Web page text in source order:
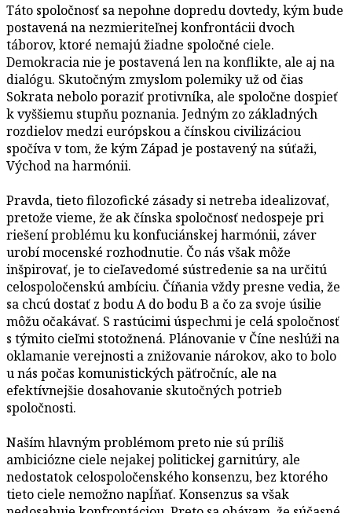
Táto spoločnosť sa nepohne dopredu dovtedy, kým bude
postavená na nezmieriteľnej konfrontácii dvoch
táborov, ktoré nemajú žiadne spoločné ciele.
Demokracia nie je postavená len na konflikte, ale aj na
dialógu. Skutočným zmyslom polemiky už od čias
Sokrata nebolo poraziť protivníka, ale spoločne dospieť
k vyššiemu stupňu poznania. Jedným zo základných
rozdielov medzi európskou a čínskou civilizáciou
spočíva v tom, že kým Západ je postavený na súťaži,
Východ na harmónii.
Pravda, tieto filozofické zásady si netreba idealizovať,
pretože vieme, že ak čínska spoločnosť nedospeje pri
riešení problému ku konfuciánskej harmónii, záver
urobí mocenské rozhodnutie. Čo nás však môže
inšpirovať, je to cieľavedomé sústredenie sa na určitú
celospoločenskú ambíciu. Číňania vždy presne vedia, že
sa chcú dostať z bodu A do bodu B a čo za svoje úsilie
môžu očakávať. S rastúcimi úspechmi je celá spoločnosť
s týmito cieľmi stotožnená. Plánovanie v Číne neslúži na
oklamanie verejnosti a znižovanie nárokov, ako to bolo
u nás počas komunistických päťročníc, ale na
efektívnejšie dosahovanie skutočných potrieb
spoločnosti.
Naším hlavným problémom preto nie sú príliš
ambiciózne ciele nejakej politickej garnitúry, ale
nedostatok celospoločenského konsenzu, bez ktorého
tieto ciele nemožno napĺňať. Konsenzus sa však